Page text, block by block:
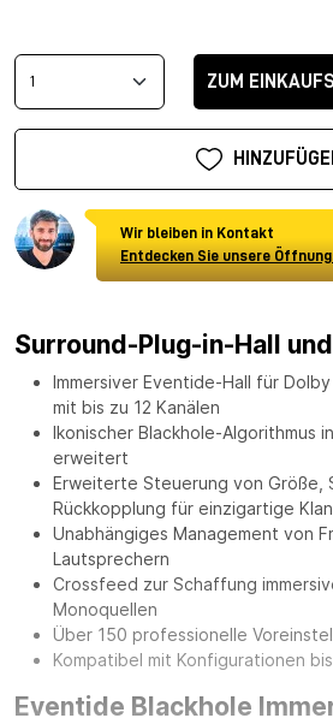
ZUM
Wir bleiben in Kontakt
Entdecken Sie unsere
Surround-Plug-in-Hall
Immersiver Eventide-Hall für
mit bis zu 12 Kanälen
Ikonischer Blackhole-Algorithmus
erweitert
Erweiterte Steuerung von Größe,
Rückkopplung für einzigartige
Unabhängiges Management von
Lautsprechern
Crossfeed zur Schaffung
Monoquellen
Über 150 professionelle
Kompatibel mit Konfigurationen
Eventide Blackhole